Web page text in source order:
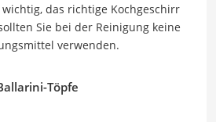
das richtige Kochgeschirr
Sie bei der Reinigung keine
verwenden.
Töpfe